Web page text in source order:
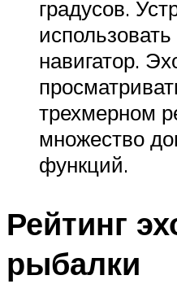
градусов.
использовать
навигатор.
трехмерном
множество
функций.
Рейтинг
рыбалки